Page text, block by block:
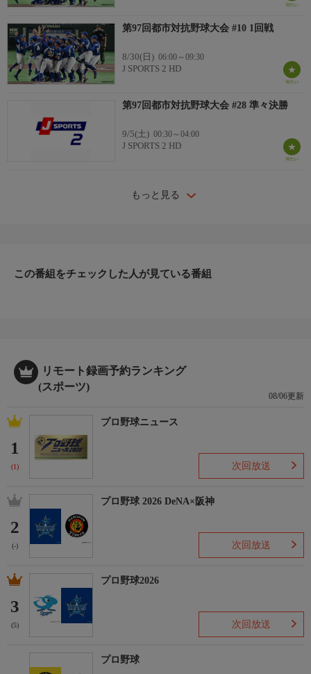
第97回都市対抗野球大会 #10 1回戦
8/30(日) 06:00～09:30
J SPORTS 2 HD
第97回都市対抗野球大会 #28 準々決勝
9/5(土) 00:30～04:00
J SPORTS 2 HD
もっと見る
この番組をチェックした人が見ている番組
リモート録画予約ランキング
(スポーツ)
08/06更新
1
(1)
プロ野球ニュース
次回放送
2
(-)
プロ野球 2026 DeNA×阪神
次回放送
3
(5)
プロ野球2026
次回放送
プロ野球